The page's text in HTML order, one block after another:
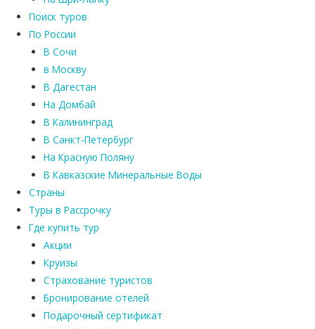
Поиск туров
По России
В Сочи
в Москву
В Дагестан
На Домбай
В Калининград
В Санкт-Петербург
На Красную Поляну
В Кавказские Минеральные Воды
Страны
Туры в Рассрочку
Где купить тур
Акции
Круизы
Страхование туристов
Бронирование отелей
Подарочный сертификат